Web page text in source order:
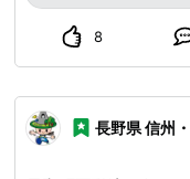
8
長野県 信州